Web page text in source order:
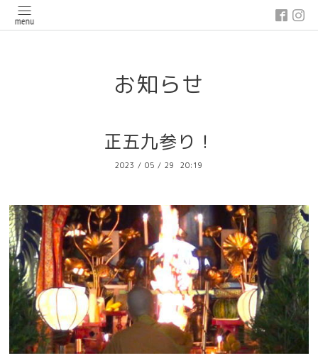
google-site-verification: google03647e12badb45de.html
お知らせ
正五九参り！
2023 / 05 / 29 20:19